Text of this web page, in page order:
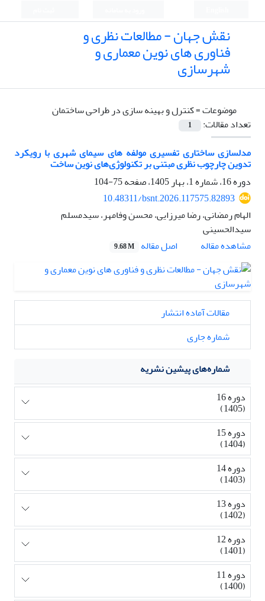
نقش جهان - مطالعات نظری و
فناوری های نوین معماری و
شهرسازی
موضوعات =کنترل و بهینه سازی در طراحی ساختمان
تعداد مقالات:
1
مدلسازی ساختاری تفسیری مولفه های سیمای شهری با رویکرد
تدوین چارچوب نظری مبتنی بر تکنولوژی‌های نوین ساخت
دوره 16، شماره 1، بهار 1405، صفحه
75-104
10.48311/bsnt.2026.117575.82893
الهام رمضانی، رضا میرزایی، محسن وفامهر، سیدمسلم
سیدالحسینی
مشاهده مقاله
اصل مقاله 9.68 M
مقالات آماده انتشار
شماره جاری
شماره‌های پیشین نشریه
دوره 16
(1405)
دوره 15
(1404)
دوره 14
(1403)
دوره 13
(1402)
دوره 12
(1401)
دوره 11
(1400)